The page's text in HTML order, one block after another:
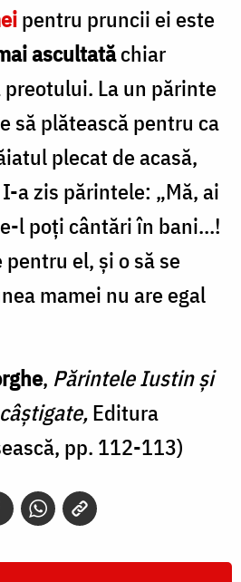
pentru pruncii ei este
ascultatăchiar
La un părinte
să plătească pentru ca
plecat de acasă,
a zis părintele: „Mă, ai
l poţi cântări în bani…!
el, şi o să se
mamei nu are egal
, Părintele Iustin şi
Editura
pp. 112-113)